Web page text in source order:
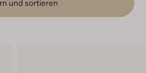
und sortieren